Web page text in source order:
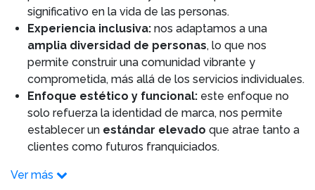
significativo en la vida de las personas.
Experiencia inclusiva: nos adaptamos a una
amplia diversidad de personas, lo que nos
permite construir una comunidad vibrante y
comprometida, más allá de los servicios individuales.
Enfoque estético y funcional: este enfoque no
solo refuerza la identidad de marca, nos permite
establecer un estándar elevado que atrae tanto a
clientes como futuros franquiciados.
Ver más